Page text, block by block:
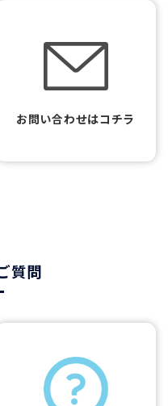
お問い合わせはコチラ
質問